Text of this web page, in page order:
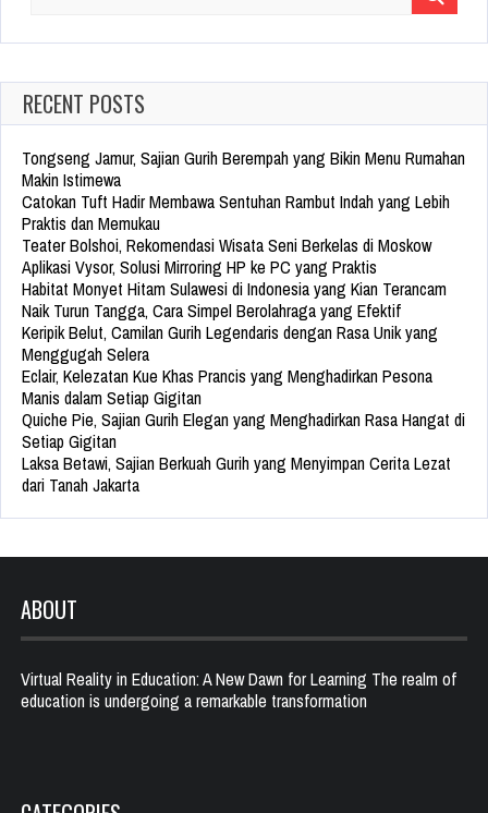
RECENT POSTS
Tongseng Jamur, Sajian Gurih Berempah yang Bikin Menu Rumahan
Makin Istimewa
Catokan Tuft Hadir Membawa Sentuhan Rambut Indah yang Lebih
Praktis dan Memukau
Teater Bolshoi, Rekomendasi Wisata Seni Berkelas di Moskow
Aplikasi Vysor, Solusi Mirroring HP ke PC yang Praktis
Habitat Monyet Hitam Sulawesi di Indonesia yang Kian Terancam
Naik Turun Tangga, Cara Simpel Berolahraga yang Efektif
Keripik Belut, Camilan Gurih Legendaris dengan Rasa Unik yang
Menggugah Selera
Eclair, Kelezatan Kue Khas Prancis yang Menghadirkan Pesona
Manis dalam Setiap Gigitan
Quiche Pie, Sajian Gurih Elegan yang Menghadirkan Rasa Hangat di
Setiap Gigitan
Laksa Betawi, Sajian Berkuah Gurih yang Menyimpan Cerita Lezat
dari Tanah Jakarta
ABOUT
Virtual Reality in Education: A New Dawn for Learning The realm of
education is undergoing a remarkable transformation